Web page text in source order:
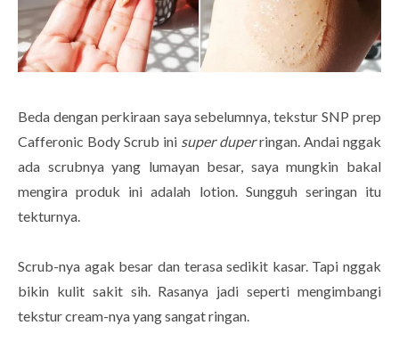
Beda dengan perkiraan saya sebelumnya, tekstur SNP prep
Cafferonic Body Scrub ini super duperringan. Andai nggak
ada scrubnya yang lumayan besar, saya mungkin bakal
mengira produk ini adalah lotion. Sungguh seringan itu
tekturnya.
Scrub-nya agak besar dan terasa sedikit kasar. Tapi nggak
bikin kulit sakit sih. Rasanya jadi seperti mengimbangi
tekstur cream-nya yang sangat ringan.